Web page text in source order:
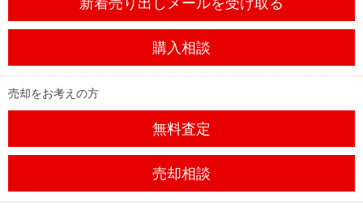
購入相談
売却をお考えの方
無料査定
売却相談